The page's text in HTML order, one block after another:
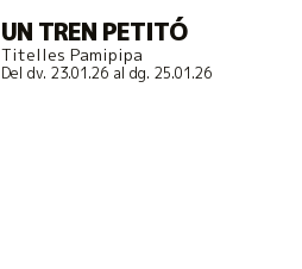
UN TREN PETITÓ
Titelles Pamipipa
Del dv. 23.01.26al dg. 25.01.26